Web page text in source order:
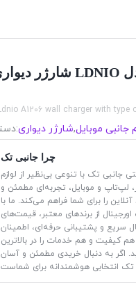
A1206 wall charger with type
دسته:شارژر دیواری,جانبی موبایل
چرا جانبی تک
جانبی تک با تنوعی بی‌نظیر از لوازم
لپ‌تاپ و موبایل، تجربه‌ای مطمئن و
را برای شما فراهم می‌کند. ما با
از برندهای معتبر، قیمت‌های
سریع و پشتیبانی حرفه‌ای، اطمینان
کیفیت و هم خدمات را در بالاترین
اگر به دنبال خریدی مطمئن و آسان